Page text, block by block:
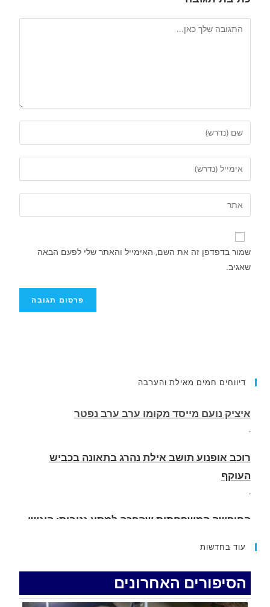
שמור בדפדפן זה את השם, האימייל והאתר שלי לפעם הבאה
שאגיב.
דיווחים חמים מאילת והערבה
רוכב אופנוע תושב אילת נהרג בתאונה בכביש
העוקף
החופשה המשפחתית שהפכה למסע גניבות: הוגשו
.
רכב התנגש במעקה בטיחות בכביש 90 בסמוך לעין
עוד בחדשות
הסיפורים האחרונים